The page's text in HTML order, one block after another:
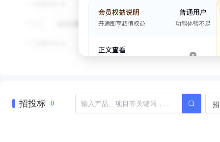
招投标 0